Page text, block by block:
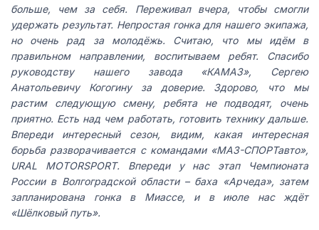
больше, чем за себя. Переживал вчера, чтобы смогли
удержать результат. Непростая гонка для нашего экипажа,
но очень рад за молодёжь. Считаю, что мы идём в
правильном направлении, воспитываем ребят. Спасибо
руководству нашего завода «КАМАЗ», Сергею
Анатольевичу Когогину за доверие. Здорово, что мы
растим следующую смену, ребята не подводят, очень
приятно. Есть над чем работать, готовить технику дальше.
Впереди интересный сезон, видим, какая интересная
борьба разворачивается с командами «МАЗ-СПОРТавто»,
URAL MOTORSPORT. Впереди у нас этап Чемпионата
России в Волгоградской области – баха «Арчеда», затем
запланирована гонка в Миассе, и в июле нас ждёт
«Шёлковый путь».